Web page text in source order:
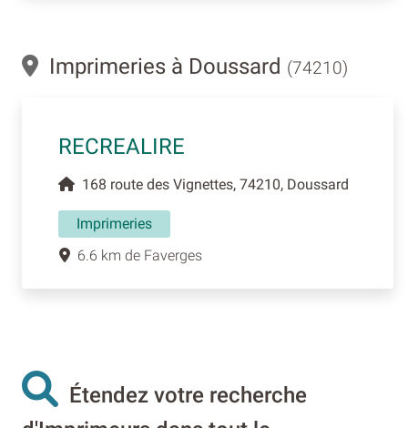
Imprimeries à Doussard (74210)
RECREALIRE
168 route des Vignettes, 74210, Doussard
Imprimeries
6.6 km de Faverges
Étendez votre recherche